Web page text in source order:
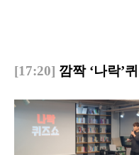
[17:20] 깜짝 ‘나락’